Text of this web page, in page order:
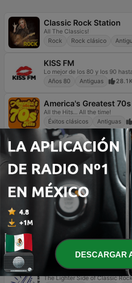
Classic Rock Station
All The Classics!
Rock
Rock clásico
KISS FM
Lo mejor de los 80 y los 90
Años 80
Antiguas
America's Greatest
All the Hits... All the time!
Éxitos clásicos
Antiguas
Joe
Good times, great music
Éxitos clásicos
Años 80
103.6 FM
Radio Classic Rock
#1 Classic Rock music station
Rock
Rock clásico
飛揚調頻 FM 89.5
跟著旋律朗朗上口我就是要簡單
Pop / Top 40
Soft Rock Radio
The Lighter Side of Classic
DESCARGAR